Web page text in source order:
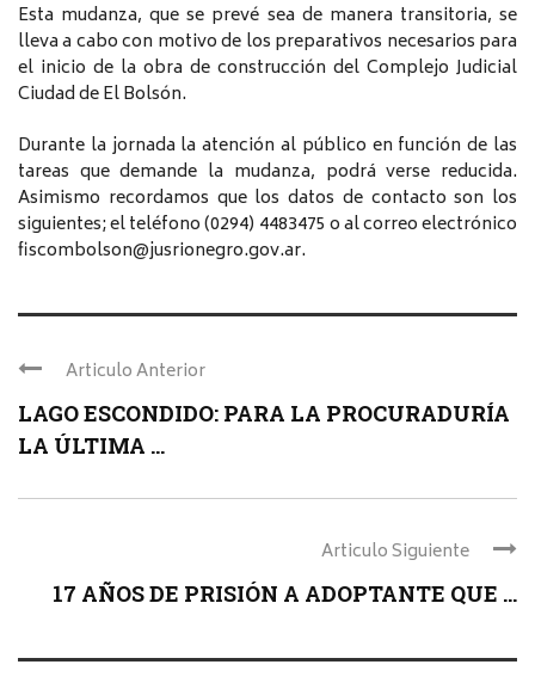
Esta mudanza, que se prevé sea de manera transitoria, se
lleva a cabo con motivo de los preparativos necesarios para
el inicio de la obra de construcción del Complejo Judicial
Ciudad de El Bolsón.
Durante la jornada la atención al público en función de las
tareas que demande la mudanza, podrá verse reducida.
Asimismo recordamos que los datos de contacto son los
siguientes; el teléfono (0294) 4483475 o al correo electrónico
fiscombolson@jusrionegro.gov.ar.
Articulo Anterior
LAGO ESCONDIDO: PARA LA PROCURADURÍA
LA ÚLTIMA ...
Articulo Siguiente
17 AÑOS DE PRISIÓN A ADOPTANTE QUE ...